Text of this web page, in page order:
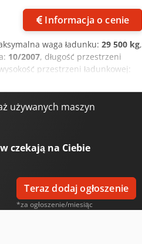
Informacja o cenie
waga ładunku: 29 500 kg,
10/2007, długość przestrzeni
przestrzeni ładunkowej:
Cargotrailer 35m3, długość
i skrętna, ABS, burty boczne
2007, felgi aluminiowe,
używanych maszyn
czekają na Ciebie
Teraz dodaj ogłoszenie
*za ogłoszenie/miesiąc